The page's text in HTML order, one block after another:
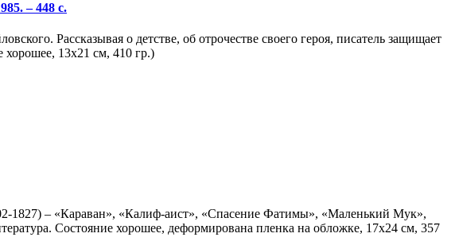
– 448 с.
Рассказывая о детстве, об отрочестве своего героя, писатель защищает
хорошее, 13х21 см, 410 гр.)
1827) – «Караван», «Калиф-аист», «Спасение Фатимы», «Маленький Мук»,
Состояние хорошее, деформирована пленка на обложке, 17х24 см, 357